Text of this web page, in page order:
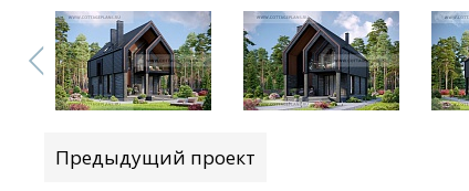
Предыдущий проект